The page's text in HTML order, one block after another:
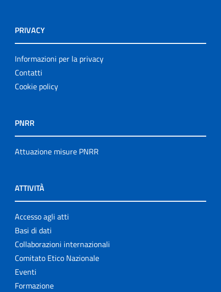
PRIVACY
Informazioni per la privacy
Contatti
Cookie policy
PNRR
Attuazione misure PNRR
ATTIVITÀ
Accesso agli atti
Basi di dati
Collaborazioni internazionali
Comitato Etico Nazionale
Eventi
Formazione